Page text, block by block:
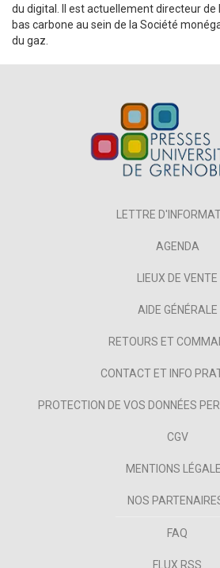
du digital. Il est actuellement directeur
bas carbone au sein de la Société
du gaz.
LETTRE
AGENDA
LIEUX DE VENTE
AIDE GÉNÉRALE
RETOURS ET
CONTACT ET INFO
PROTECTION DE VOS DONNÉES
CGV
MENTIONS
NOS
FAQ
FLUX RSS